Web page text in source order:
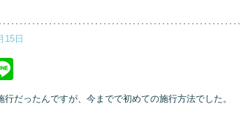
15日
行だったんですが、今までで初めての施行方法でした。